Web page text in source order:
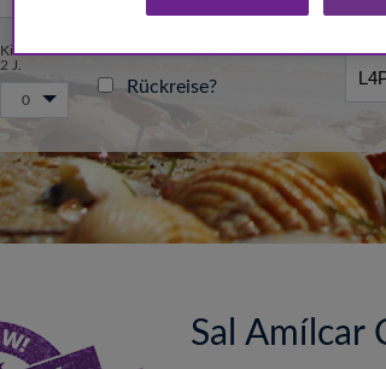
Kinder 0-
2 J.
0
Rückreise?
Sal Amílcar